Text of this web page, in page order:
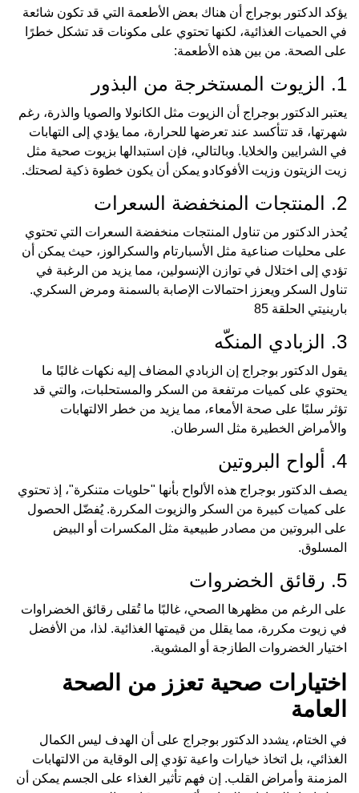
يؤكد الدكتور بوجراج أن هناك بعض الأطعمة التي قد تكون شائعة
في الحميات الغذائية، لكنها تحتوي على مكونات قد تشكل خطرًا
على الصحة. من بين هذه الأطعمة:
1. الزيوت المستخرجة من البذور
يعتبر الدكتور بوجراج أن الزيوت مثل الكانولا والصويا والذرة، رغم
شهرتها، قد تتأكسد عند تعرضها للحرارة، مما يؤدي إلى التهابات
في الشرايين والخلايا. وبالتالي، فإن استبدالها بزيوت صحية مثل
زيت الزيتون وزيت الأفوكادو يمكن أن يكون خطوة ذكية لصحتك.
2. المنتجات المنخفضة السعرات
يُحذر الدكتور من تناول المنتجات منخفضة السعرات التي تحتوي
على محليات صناعية مثل الأسبارتام والسكرالوز، حيث يمكن أن
تؤدي إلى اختلال في توازن الإنسولين، مما يزيد من الرغبة في
تناول السكر ويعزز احتمالات الإصابة بالسمنة ومرض السكري.
بارينيتي الحلقة 85
3. الزبادي المنكّه
يقول الدكتور بوجراج إن الزبادي المضاف إليه نكهات غالبًا ما
يحتوي على كميات مرتفعة من السكر والمستحلبات، والتي قد
تؤثر سلبًا على صحة الأمعاء، مما يزيد من خطر الالتهابات
والأمراض الخطيرة مثل السرطان.
4. ألواح البروتين
يصف الدكتور بوجراج هذه الألواح بأنها "حلويات متنكرة"، إذ تحتوي
على كميات كبيرة من السكر والزيوت المكررة. يُفضّل الحصول
على البروتين من مصادر طبيعية مثل المكسرات أو البيض
المسلوق.
5. رقائق الخضروات
على الرغم من مظهرها الصحي، غالبًا ما تُقلى رقائق الخضراوات
في زيوت مكررة، مما يقلل من قيمتها الغذائية. لذا، من الأفضل
اختيار الخضروات الطازجة أو المشوية.
اختيارات صحية تعزز من الصحة
العامة
في الختام، يشدد الدكتور بوجراج على أن الهدف ليس الكمال
الغذائي، بل اتخاذ خيارات واعية تؤدي إلى الوقاية من الالتهابات
المزمنة وأمراض القلب. إن فهم تأثير الغذاء على الجسم يمكن أن